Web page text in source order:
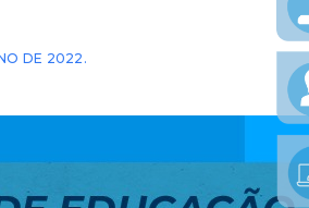
DE 2022.